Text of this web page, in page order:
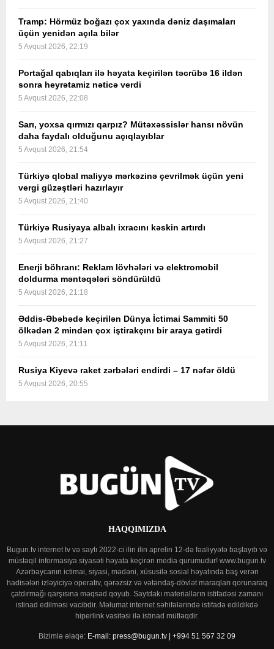
Tramp: Hörmüz boğazı çox yaxında dəniz daşımaları
üçün yenidən açıla bilər
5 Avqust 2026, 22:19
Portağal qabıqları ilə həyata keçirilən təcrübə 16 ildən
sonra heyrətamiz nəticə verdi
5 Avqust 2026, 22:08
Sarı, yoxsa qırmızı qarpız? Mütəxəssislər hansı növün
daha faydalı olduğunu açıqlayıblar
5 Avqust 2026, 21:54
Türkiyə qlobal maliyyə mərkəzinə çevrilmək üçün yeni
vergi güzəştləri hazırlayır
5 Avqust 2026, 21:40
Türkiyə Rusiyaya albalı ixracını kəskin artırdı
5 Avqust 2026, 21:27
Enerji böhranı: Reklam lövhələri və elektromobil
doldurma məntəqələri söndürüldü
5 Avqust 2026, 21:18
Əddis-Əbəbədə keçirilən Dünya İctimai Sammiti 50
ölkədən 2 mindən çox iştirakçını bir araya gətirdi
5 Avqust 2026, 21:11
Rusiya Kiyevə raket zərbələri endirdi – 17 nəfər öldü
5 Avqust 2026, 20:55
HAQQIMIZDA
Bugun.tv internet tv və saytı 2022-ci ilin ilin aprelin 12-də fəaliyyətə başlayıb və
müstəqil informasiya siyasəti həyata keçirən media qurumudur! www.bugun.tv
Azərbaycanın ictimai, siyasi, mədəni, xüsusilə sosial həyatında baş verən
hadisələri izləyiciyə operativ, qərəzsiz və vətəndaş-dövlət maraqları qorunaraq
çatdırmağı qarşısına məqsəd qoyub. Saytdakı materialların istifadəsi zamanı
istinad edilməsi vacibdir. Məlumat internet səhifələrində istifadə edildikdə
hiperlink vasitəsi ilə istinad mütləqdir.
Bizimlə əlaqə: E-mail: press@bugun.tv | +994 51 567 32 09